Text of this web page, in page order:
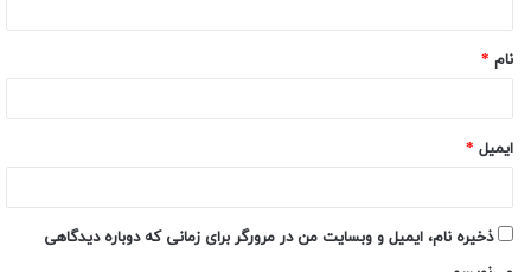
نام *
ایمیل *
ذخیره نام، ایمیل و وبسایت من در مرورگر برای زمانی که دوباره دیدگاهی